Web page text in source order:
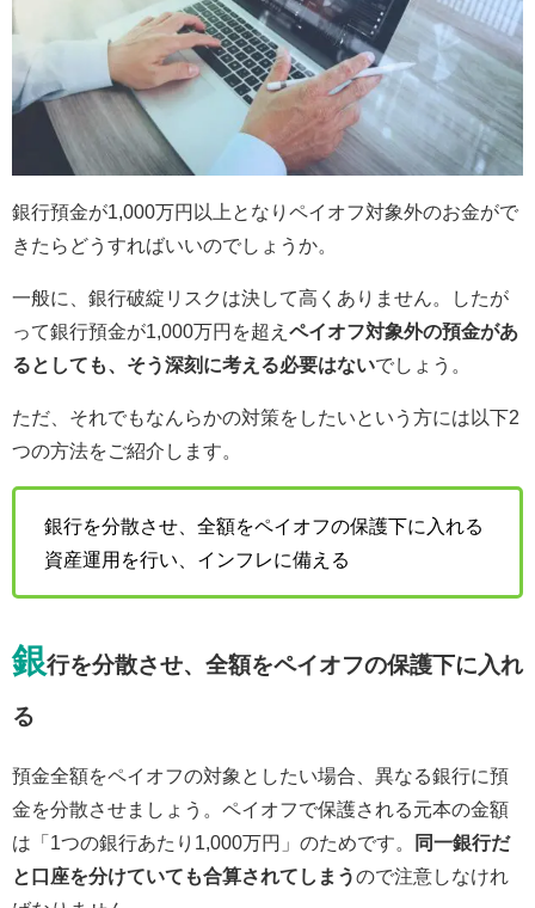
銀行預金が1,000万円以上となりペイオフ対象外のお金がで
きたらどうすればいいのでしょうか。
一般に、銀行破綻リスクは決して高くありません。したが
って銀行預金が1,000万円を超え ペイオフ対象外の預金があ
るとしても、そう深刻に考える必要はないでしょう。
ただ、それでもなんらかの対策をしたいという方には以下2
つの方法をご紹介します。
銀行を分散させ、全額をペイオフの保護下に入れる
資産運用を行い、インフレに備える
銀行を分散させ、全額をペイオフの保護下に入れ
る
預金全額をペイオフの対象としたい場合、異なる銀行に預
金を分散させましょう。ペイオフで保護される元本の金額
は「1つの銀行あたり1,000万円」のためです。
同一銀行だ
と口座を分けていても合算されてしまうので注意しなけれ